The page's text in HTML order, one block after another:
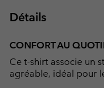
Détails
CONFORT AU
Ce t-shirt associe un
agréable, idéal pour